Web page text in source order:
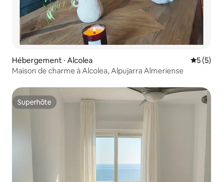
Hébergement ⋅ Alcolea
5 (5)
Maison de charme à Alcolea, Alpujarra Almeriense
Superhôte
Superhôte